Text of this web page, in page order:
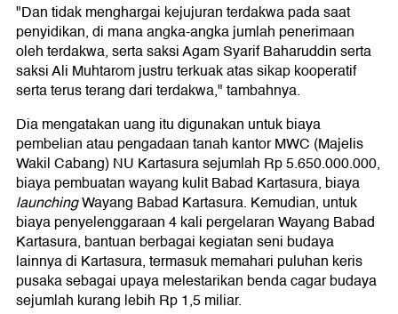
"Dan tidak menghargai kejujuran terdakwa pada saat
penyidikan, di mana angka-angka jumlah penerimaan
oleh terdakwa, serta saksi Agam Syarif Baharuddin serta
saksi Ali Muhtarom justru terkuak atas sikap kooperatif
serta terus terang dari terdakwa," tambahnya.
Dia mengatakan uang itu digunakan untuk biaya
pembelian atau pengadaan tanah kantor MWC (Majelis
Wakil Cabang) NU Kartasura sejumlah Rp 5.650.000.000,
biaya pembuatan wayang kulit Babad Kartasura, biaya
launchingWayang Babad Kartasura. Kemudian, untuk
biaya penyelenggaraan 4 kali pergelaran Wayang Babad
Kartasura, bantuan berbagai kegiatan seni budaya
lainnya di Kartasura, termasuk memahari puluhan keris
pusaka sebagai upaya melestarikan benda cagar budaya
sejumlah kurang lebih Rp 1,5 miliar.